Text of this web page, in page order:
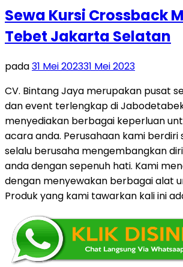
Sewa Kursi Crossback
Tebet Jakarta Selatan
pada31 Mei 202331 Mei 2023
CV. Bintang Jaya merupakan pusat
dan event terlengkap di
menyediakan berbagai keperluan
acara anda. Perusahaan kami berdiri
selalu berusaha mengembangkan
anda dengan sepenuh hati. Kami
dengan menyewakan berbagai alat
Produk yang kami tawarkan kali ini